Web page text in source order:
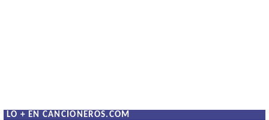
LO + EN CANCIONEROS.COM